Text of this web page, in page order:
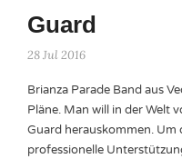
Guard
28 Jul 2016
Brianza Parade Band aus
Pläne. Man will in der Welt
Guard herauskommen. Um
professionelle